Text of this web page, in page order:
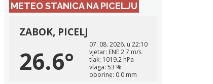
METEO STANICA NA PICELJU